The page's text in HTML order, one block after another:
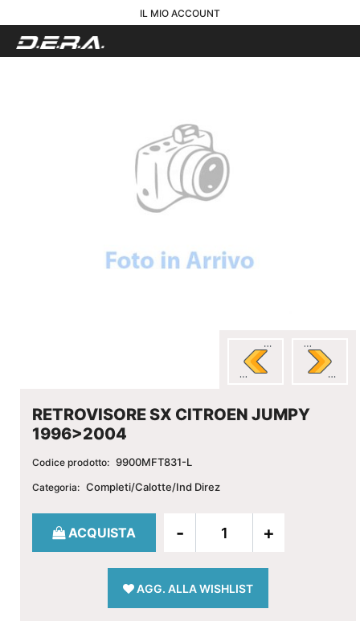
IL MIO ACCOUNT
RETROVISORE SX CITROEN JUMPY
1996>2004
Codice prodotto: 9900MFT831-L
Categoria: Completi/Calotte/Ind Direz
Quantità
ACQUISTA
AGG. ALLA WISHLIST